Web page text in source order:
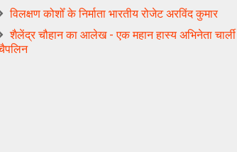
विलक्षण कोशोँ के निर्माता भारतीय रोजेट अरविंद कुमार
शैलेंद्र चौहान का आलेख - एक महान हास्य अभिनेता चार्ली